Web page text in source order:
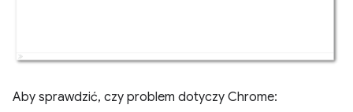
Aby sprawdzić, czy problem dotyczy Chrome: